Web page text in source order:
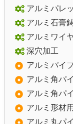
アルミパレ
アルミ石膏
アルミワイ
深穴加工
アルミパイ
アルミ角パ
アルミ角パ
アルミ形材
アルミ丸パ